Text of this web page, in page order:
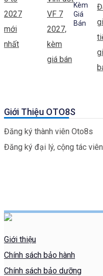
Kèm
Giá
Bán
Giới Thiệu OTO8S
Đăng ký thành viên Oto8s
Đăng ký đại lý, cộng tác viên
Giới thiệu
Chính sách bảo hành
Chính sách bảo dưỡng